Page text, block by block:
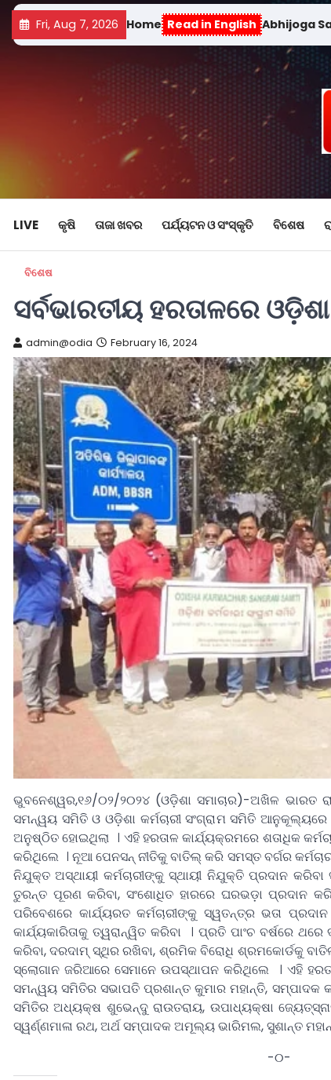
Fri, Aug 7, 2026 Home Read in English Abhijoga
LIVE କୃଷି ତାଜା ଖବର ପର୍ଯ୍ୟଟନ ଓ ସଂସ୍କୃତି ବିଶେଷ
ବିଶେଷ
ସର୍ବଭାରତୀୟ ହରତାଳରେ
admin@odia February 16, 2024
ଭୁବନେଶ୍ୱର,୧୬/୦୨/୨୦୨୪ (ଓଡ଼ିଶା ସମାଚାର)-ଅଖିଳ ଭାରତ
ସମନ୍ୱୟ ସମିତି ଓ ଓଡ଼ିଶା କର୍ମଚାରୀ ସଂଗ୍ରାମ ସମିତି
ଅନୁଷ୍ଠିତ ହୋଇଥିଲା । ଏହି ହରତାଳ କାର୍ଯ୍ୟକ୍ରମରେ ଶତାଧିକ
କରିଥିଲେ । ନୂଆ ପେନସନ୍ ନୀତିକୁ ବାତିଲ୍ କରି ସମସ୍ତ ବର୍ଗର
ନିଯୁକ୍ତ ଅସ୍ଥାୟୀ କର୍ମଚାରୀଙ୍କୁ ସ୍ଥାୟୀ ନିଯୁକ୍ତି ପ୍ରଦାନ
ତୁରନ୍ତ ପୂରଣ କରିବା, ସଂଶୋଧିତ ହାରରେ ଘରଭଡ଼ା ପ୍ରଦାନ
ପରିବେଶରେ କାର୍ଯ୍ୟରତ କର୍ମଚାରୀଙ୍କୁ ସ୍ୱତନ୍ତ୍ର ଭତା
କାର୍ଯ୍ୟକାରିତାକୁ ତ୍ୱରାନ୍ୱିତ କରିବା । ପ୍ରତି ପାଂଚ ବର୍ଷରେ
କରିବା, ଦରଦାମ୍ ସ୍ଥିର ରଖିବା, ଶ୍ରମିକ ବିରୋଧି ଶ୍ରମକୋର୍ଡକୁ
ସ୍ଲୋଗାନ ଜରିଆରେ ସେମାନେ ଉପସ୍ଥାପନ କରିଥିଲେ । ଏହି ହରତାଳ
ସମନ୍ୱୟ ସମିତିର ସଭାପତି ପ୍ରଶାନ୍ତ କୁମାର ମହାନ୍ତି, ସମ୍ପାଦକ
ସମିତିର ଅଧ୍ୟକ୍ଷ ଶୁଭେନ୍ଦୁ ରାଉତରାୟ, ଉପାଧ୍ୟକ୍ଷା
ସ୍ୱର୍ଣ୍ଣମାଳା ରଥ, ଅର୍ଥ ସମ୍ପାଦକ ଅମୂଲ୍ୟ ଭାରିମଲ, ସୁଶାନ୍ତ
-୦-